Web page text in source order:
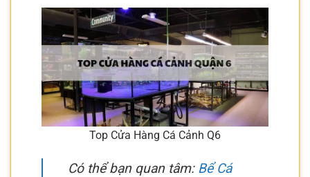
Top Cửa Hàng Cá Cảnh Q6
Có thể bạn quan tâm: Bể Cá